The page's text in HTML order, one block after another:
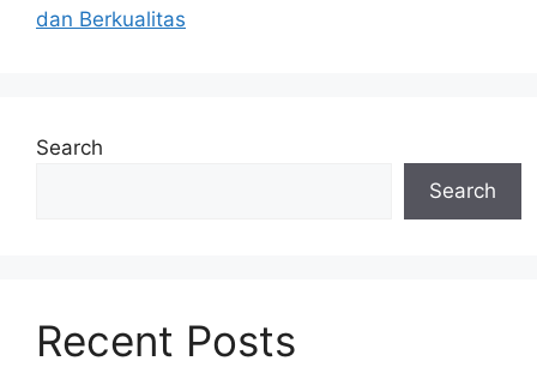
dan Berkualitas
Search
Search
Recent Posts